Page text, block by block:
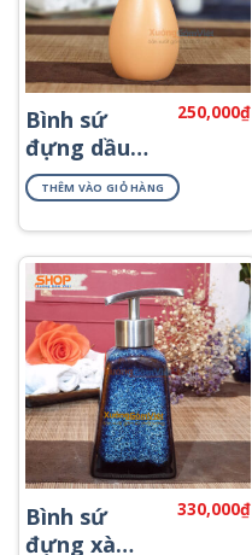
Bình sứ
đựng dầu
gội sữa tắm
PKNT-13
250,000₫
THÊM VÀO GIỎ HÀNG
Bình sứ
đựng xà
330,000₫